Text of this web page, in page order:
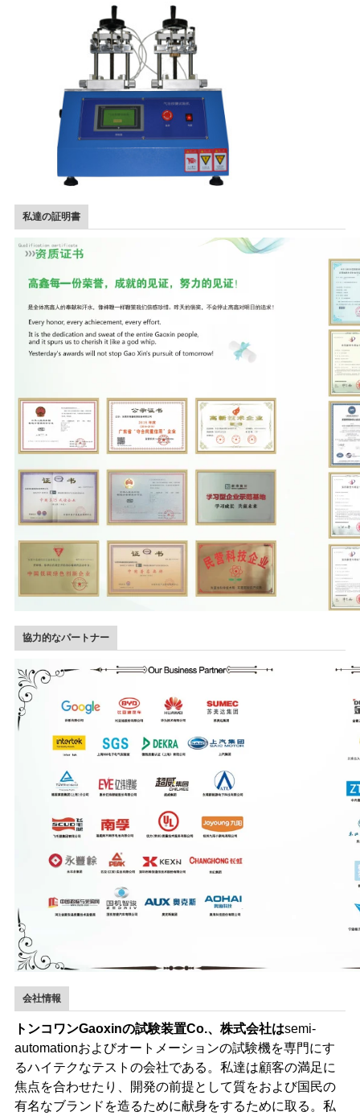
地
図
PRIVACY
POLICY
私達の証明書
協力的なパートナー
会社情報
トンコワンGaoxinの試験装置Co.、株式会社はsemi-
automationおよびオートメーションの試験機を専門にす
るハイテクなテストの会社である。私達は顧客の満足に
焦点を合わせたり、開発の前提として質をおよび国民の
有名なブランドを造るために献身をするために取る。私